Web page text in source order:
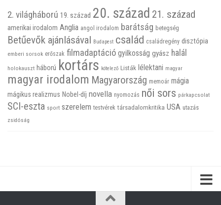
2. világháború 19. század 20. század 21. század
amerikai irodalom Anglia angol irodalom barátság betegség
Betűevők ajánlásával Budapest család családregény disztópia
emberi sorsok erőszak filmadaptáció gyilkosság gyász halál
holokauszt háború kortárs kötelező Listák lélektani magyar
magyar irodalom Magyarország memoár mágia
mágikus realizmus Nobel-díj novella nyomozás női sors párkapcsolat
SCI-eszta sport szerelem testvérek társadalomkritika USA utazás
zsidóság